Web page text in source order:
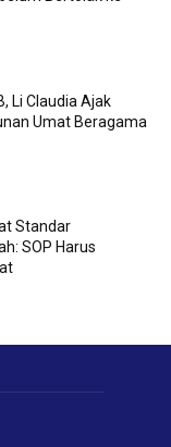
Li Claudia Ajak
Umat Beragama
Standar
SOP Harus